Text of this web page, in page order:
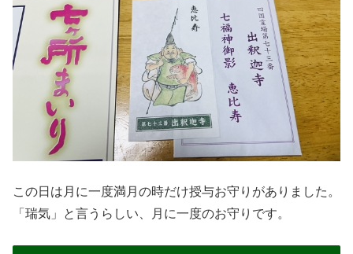
この日は月に一度満月の時だけ授与お守りがありました。
「瑞気」と言うらしい、月に一度のお守りです。